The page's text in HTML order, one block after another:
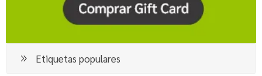
Etiquetas populares